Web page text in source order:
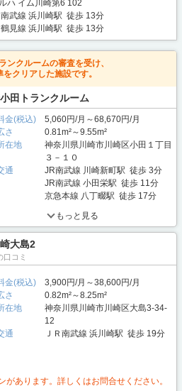
ハ イム川崎第6 102
武線 浜川崎駅 徒歩 13分
見線 浜川崎駅 徒歩 13分
ンクルームの審査を受け、
クリアした施設です。
田トランクルーム
金(税込)
5,060円/月～68,670円/月
さ
0.81m²～9.55m²
在地
神奈川県川崎市川崎区小田１丁目
３－１０
通
JR南武線 川崎新町駅 徒歩 3分
JR南武線 小田栄駅 徒歩 11分
京急本線 八丁畷駅 徒歩 17分
もっと見る
大島2
口コミ
金(税込)
3,900円/月～38,600円/月
さ
0.82m²～8.25m²
在地
神奈川県川崎市川崎区大島3-34-
12
通
ＪＲ南武線 浜川崎駅 徒歩 19分
があります。詳しくはお問合せください。